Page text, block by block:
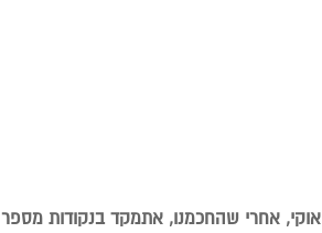
אוקי, אחרי שהחכמנו, אתמקד בנקודות מספר